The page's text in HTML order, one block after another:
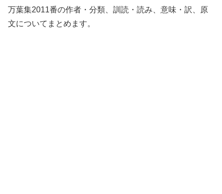
万葉集2011番の作者・分類、訓読・読み、意味・訳、原
文についてまとめます。